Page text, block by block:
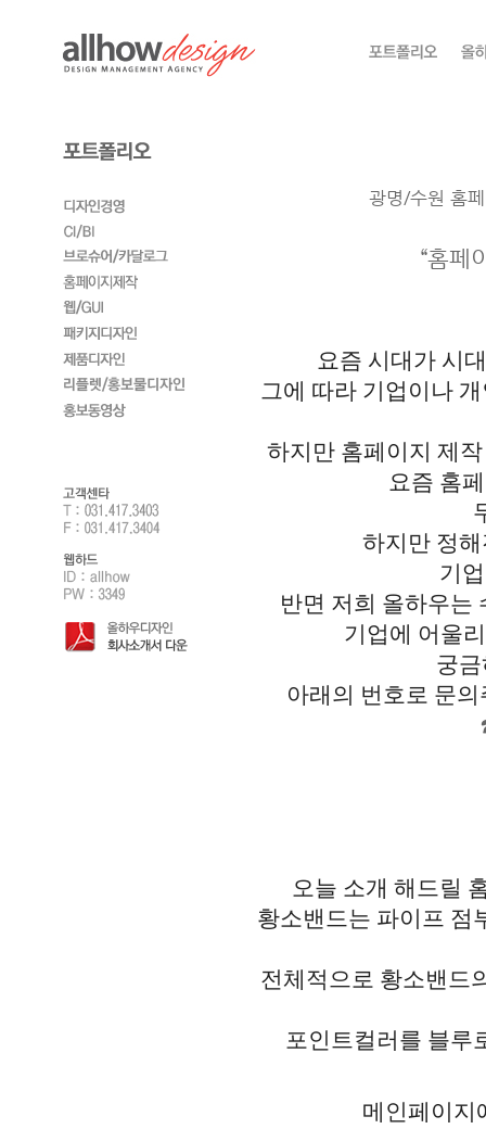
광명/수원 홈
“홈페
요즘 시대가 시
그에 따라 기업이나
하지만 홈페이지 제
요즘 홈
하지만 정
기
반면 저희 올하우는
기업에 어울
궁
아래의 번호로 문
오늘 소개 해드릴
황소밴드는 파이프 점
전체적으로 황소밴드
포인트컬러를 블루
메인페이지